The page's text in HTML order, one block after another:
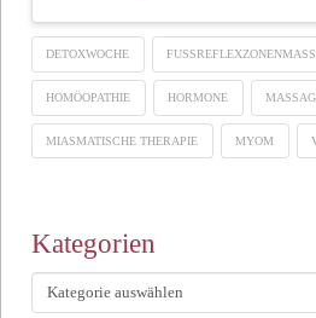
DETOXWOCHE
HOMÖOPATHIE HORMONE
MIASMATISCHE THERAPIE MYOM
Kategorien
Kategorien